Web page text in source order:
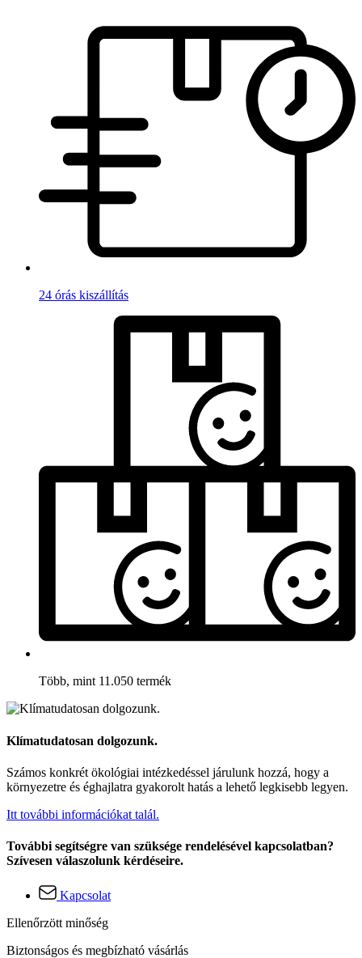
24 órás kiszállítás
Több, mint 11.050 termék
Klímatudatosan dolgozunk.
Számos konkrét ökológiai intézkedéssel járulunk hozzá, hogy a
környezetre és éghajlatra gyakorolt hatás a lehető legkisebb legyen.
Itt további információkat talál.
További segítségre van szüksége rendelésével kapcsolatban?
Szívesen válaszolunk kérdéseire.
Kapcsolat
Ellenőrzött minőség
Biztonságos és megbízható vásárlás